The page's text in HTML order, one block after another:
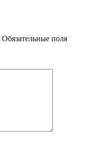
Обязательные поля